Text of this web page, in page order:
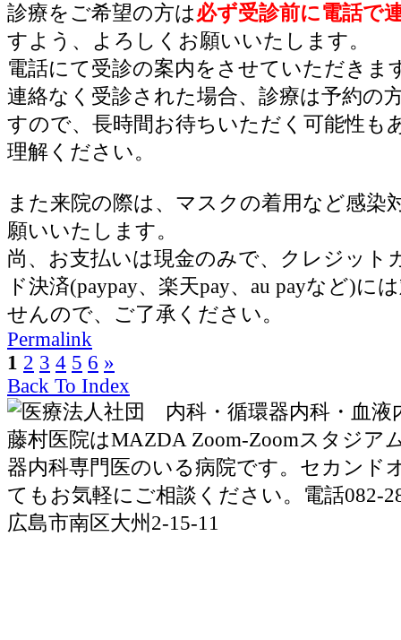
診療をご希望の方は必ず受診前に電話で
すよう、よろしくお願いいたします。
電話にて受診の案内をさせていただきま
連絡なく受診された場合、診療は予約の
すので、長時間お待ちいただく可能性も
理解ください。
また来院の際は、マスクの着用など感染
願いいたします。
尚、お支払いは現金のみで、クレジット
ド決済(paypay、楽天pay、au payなど)に
せんので、ご了承ください。
Permalink
1 2 3 4 5 6 »
Back To Index